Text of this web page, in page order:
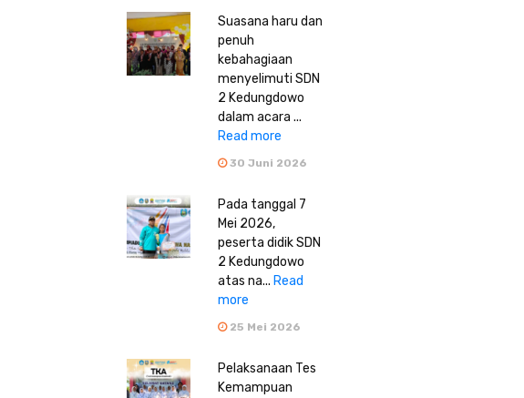
Suasana haru dan
penuh
kebahagiaan
menyelimuti SDN
2 Kedungdowo
dalam acara ...
Read more
30 Juni 2026
Pada tanggal 7
Mei 2026,
peserta didik SDN
2 Kedungdowo
atas na... Read
more
25 Mei 2026
Pelaksanaan Tes
Kemampuan